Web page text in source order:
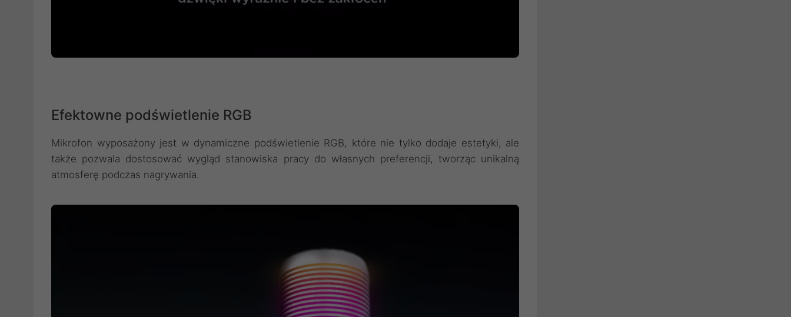
Efektowne podświetlenie RGB
Mikrofon wyposażony jest w dynamiczne podświetlenie RGB, które nie tylko dodaje estetyki, ale
także pozwala dostosować wygląd stanowiska pracy do własnych preferencji, tworząc unikalną
atmosferę podczas nagrywania.